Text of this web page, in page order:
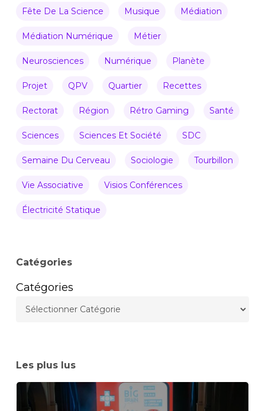
Fête De La Science Musique Médiation
Médiation Numérique Métier
Neurosciences Numérique Planète
Projet QPV Quartier Recettes
Rectorat Région Rétro Gaming Santé
Sciences Sciences Et Société SDC
Semaine Du Cerveau Sociologie Tourbillon
Vie Associative Visios Conférences
Électricité Statique
Catégories
Catégories
Les plus lus